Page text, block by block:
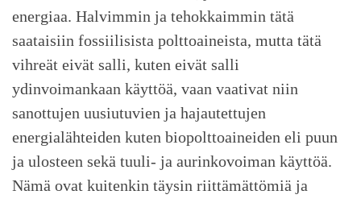
energiaa. Halvimmin ja tehokkaimmin tätä
saataisiin fossiilisista polttoaineista, mutta tätä
vihreät eivät salli, kuten eivät salli
ydinvoimankaan käyttöä, vaan vaativat niin
sanottujen uusiutuvien ja hajautettujen
energialähteiden kuten biopolttoaineiden eli puun
ja ulosteen sekä tuuli- ja aurinkovoiman käyttöä.
Nämä ovat kuitenkin täysin riittämättömiä ja